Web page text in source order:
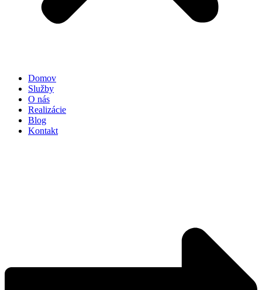
Domov
Služby
O nás
Realizácie
Blog
Kontakt